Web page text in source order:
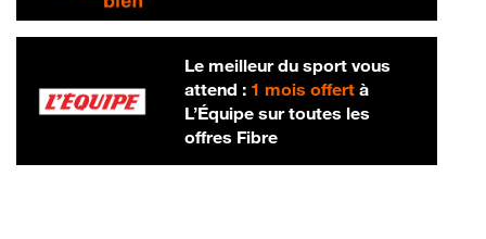
Le meilleur du sport vous
attend : 1 mois offertà
L’Équipe sur toutes les
offres Fibre